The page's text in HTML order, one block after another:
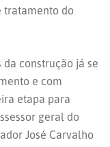
tratamento do
construção já se
e com
etapa para
geral do
José Carvalho